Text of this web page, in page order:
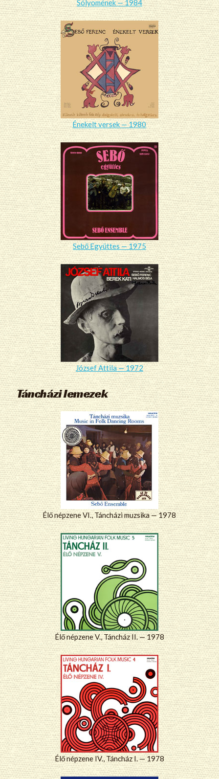
Sólyomének — 1984
Énekelt versek — 1980
Sebő Együttes — 1975
József Attila — 1972
Táncházi lemezek
Élő népzene VI., Táncházi muzsika — 1978
Élő népzene V., Táncház II. — 1978
Élő népzene IV., Táncház I. — 1978